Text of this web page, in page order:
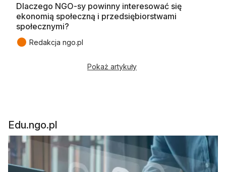
Dlaczego NGO-sy powinny interesować się
ekonomią społeczną i przedsiębiorstwami
społecznymi?
● Redakcja ngo.pl
Pokaż artykuły
Edu.ngo.pl